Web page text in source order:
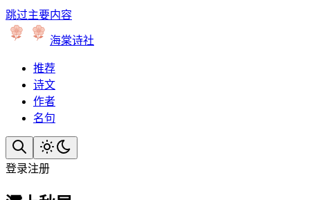
跳过主要内容
海棠诗社
推荐
诗文
作者
名句
登录注册